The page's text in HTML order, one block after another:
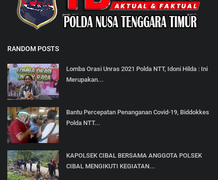
RANDOM POSTS
Lomba Orasi Unras 2021 Polda NTT, Idoni Hilda : Ini
Merupakan...
Bantu Percepatan Penanganan Covid-19, Biddokkes
Polda NTT...
KAPOLSEK CIBAL BERSAMA ANGGOTA POLSEK
CIBAL MENGIKUTI KEGIATAN...